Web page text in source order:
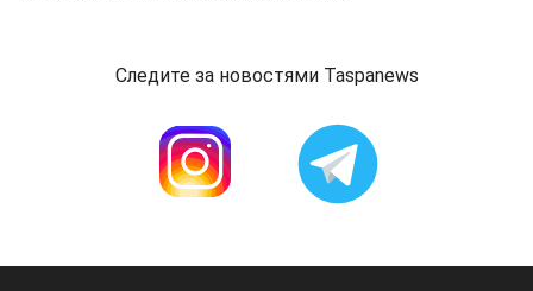
Следите за новостями Taspanews